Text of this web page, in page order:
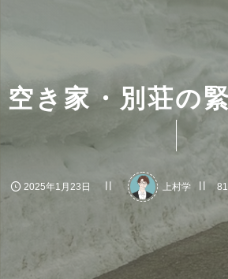
空き家・別荘の
2025年1月23日 上村学